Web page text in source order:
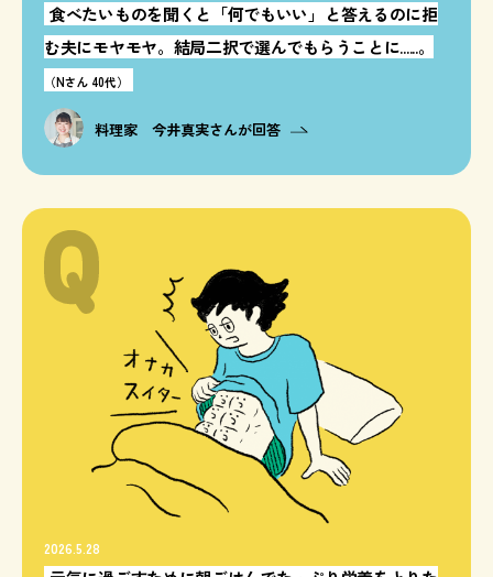
食べたいものを聞くと「何でもいい」と答えるのに拒
む夫にモヤモヤ。結局二択で選んでもらうことに......。
（Nさん 40代）
料理家 今井真実さんが回答
2026.5.28